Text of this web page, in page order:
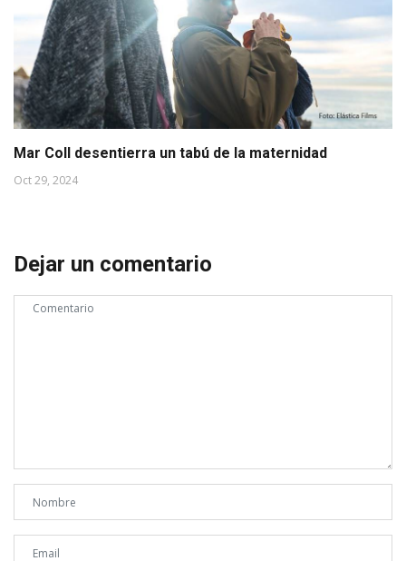
Mar Coll desentierra un tabú de la maternidad
Oct 29, 2024
Dejar un comentario